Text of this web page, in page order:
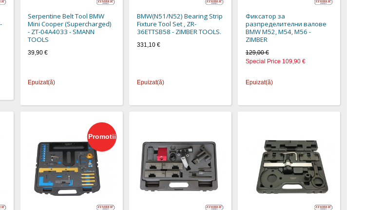
Serpentine Belt Tool BMW
Mini Cooper (Supercharged)
- ZT-04A4033 - SMANN
TOOLS
39,90 €
Epuizat(ă)
BMW(N51/N52) Bearing Strip
Fixture Tool Set , ZR-
36ETTSB58 - ZIMBER TOOLS.
331,10 €
Epuizat(ă)
Фиксатор за
разпределителни валове
BMW M52, M54, M56 -
ZIMBER
129,00 €
Special Price 109,90 €
Epuizat(ă)
Promotii